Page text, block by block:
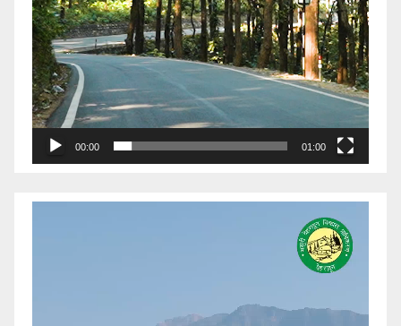
00:00 01:00